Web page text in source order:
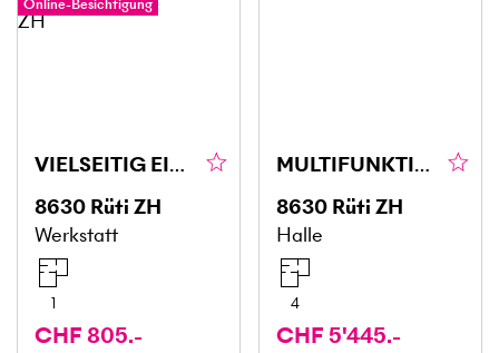
Online-Besichtigung
VIELSEITIG EINSETZBAR, INKLUSIVE NEBENKOSTEN
8630 Rüti ZH
Werkstatt
1
CHF 805.-
MULTIFUNKTIONSRAUM - BÜRO / LAGER / PRODUKTION
8630 Rüti ZH
Halle
4
CHF 5'445.-